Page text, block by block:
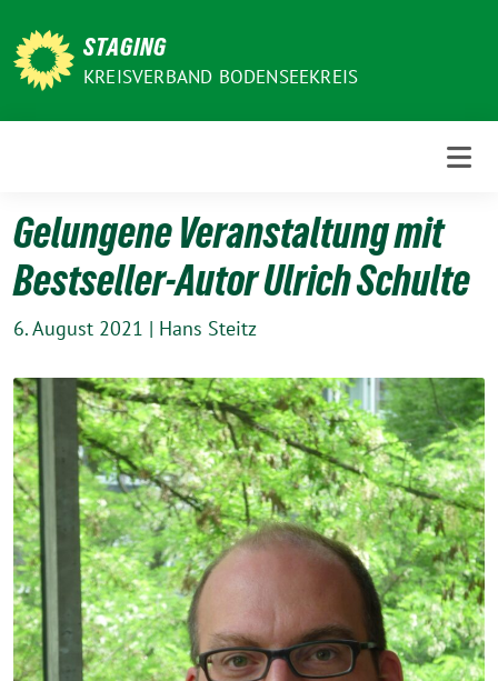
zum
Inhalt
STAGING
KREISVERBAND BODENSEEKREIS
Gelungene Veranstaltung mit
Bestseller-Autor Ulrich Schulte
6. August 2021 | Hans Steitz